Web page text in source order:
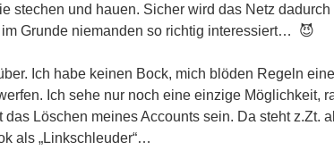
stechen und hauen. Sicher wird das Netz dadurch
Grunde niemanden so richtig interessiert… 😈
Ich habe keinen Bock, mich blöden Regeln
Ich sehe nur noch eine einzige Möglichkeit,
Löschen meines Accounts sein. Da steht z.Zt.
als „Linkschleuder“…